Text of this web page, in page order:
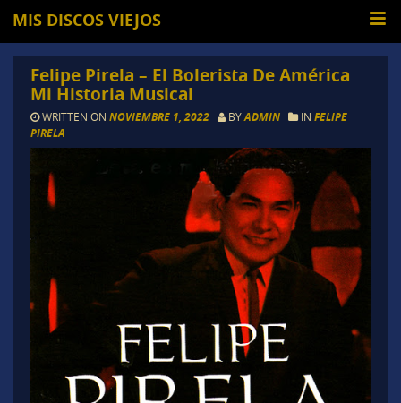
MIS DISCOS VIEJOS
Felipe Pirela – El Bolerista De América
Mi Historia Musical
WRITTEN ON NOVIEMBRE 1, 2022 BYADMIN IN FELIPE
PIRELA